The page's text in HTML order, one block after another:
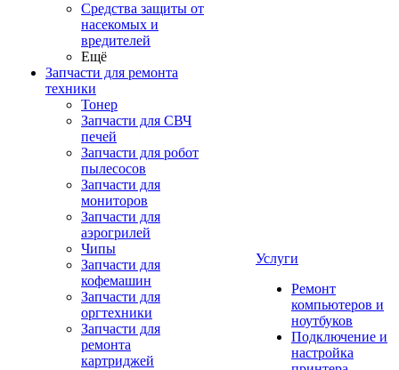
Средства защиты от
насекомых и
вредителей
Ещё
Запчасти для ремонта
техники
Тонер
Запчасти для СВЧ
печей
Запчасти для робот
пылесосов
Запчасти для
мониторов
Запчасти для
аэрогрилей
Чипы
Запчасти для
кофемашин
Запчасти для
оргтехники
Запчасти для
ремонта
картриджей
Услуги
Ремонт
компьютеров и
ноутбуков
Подключение и
настройка